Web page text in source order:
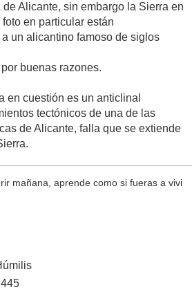
Alicante, sin embargo la Sierra en
en particular están
un alicantino famoso de siglos
buenas razones.
en cuestión es un anticlinal
tectónicos de una de las
de Alicante, falla que se extiende
mañana, aprende como si fueras a vivi